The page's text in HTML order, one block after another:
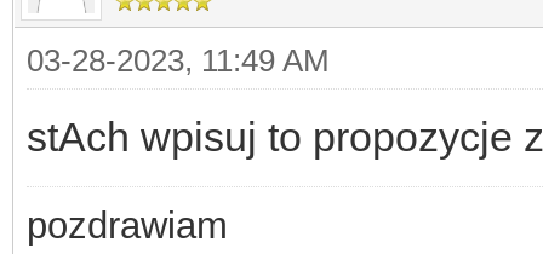
03-28-2023, 11:49 AM
stAch wpisuj to propozycje
pozdrawiam